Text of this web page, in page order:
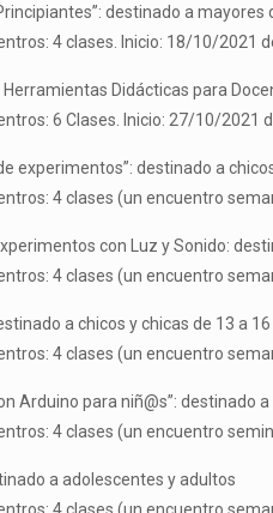
destinado a mayores
4 clases. Inicio: 18/10/2021
Herramientas Didácticas para
6 Clases. Inicio: 27/10/2021
experimentos”: destinado a
4 clases (un encuentro
con Luz y Sonido:
4 clases (un encuentro
a chicos y chicas de 13 a
4 clases (un encuentro
Arduino para niñ@s”: destinado
4 clases (un encuentro
a adolescentes y adultos
4 clases (un encuentro